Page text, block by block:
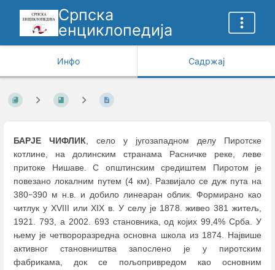
Српска
енциклопедија
Инфо Садржај
БАРЈЕ ЧИФЛИК, село у југозападном делу Пиротске
котлине, на долинским странама Расничке реке, леве
притоке Нишаве. С општинским средиштем Пиротом је
повезано локалним путем (4 км). Развијало се дуж пута на
380–390 м н.в. и добило линеаран облик. Формирано као
читлук у XVIII или XIX в. У селу је 1878. живео 381 житељ,
1921. 793, а 2002. 693 становника, од којих 99,4% Срба. У
њему је четвороразредна основна школа из 1874. Највише
активног становништва запослено је у пиротским
фабрикама, док се пољопривредом као основним